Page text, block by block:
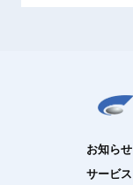
お知らせ
サービス